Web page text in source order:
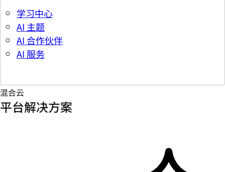
学习中心
AI 主题
AI 合作伙伴
AI 服务
混合云
平台解决方案